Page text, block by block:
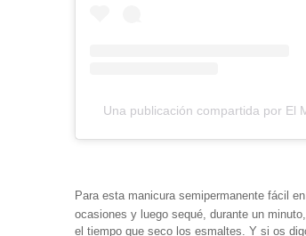
Una publicación compartida por El
Para esta manicura semipermanente fácil
ocasiones y luego sequé, durante un
el tiempo que seco los esmaltes. Y si os